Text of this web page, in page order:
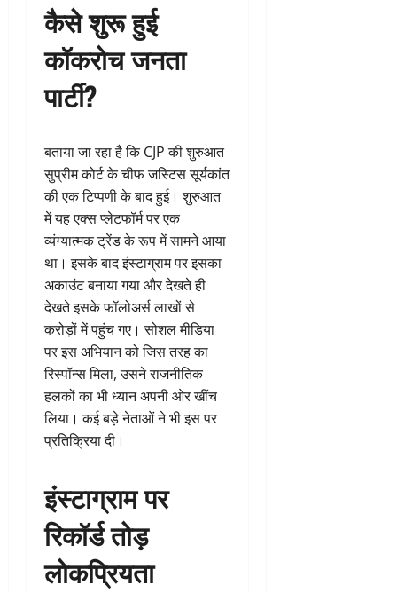
कैसे शुरू हुई
कॉकरोच जनता
पार्टी?
बताया जा रहा है कि CJP की शुरुआत
सुप्रीम कोर्ट के चीफ जस्टिस सूर्यकांत
की एक टिप्पणी के बाद हुई। शुरुआत
में यह एक्स प्लेटफॉर्म पर एक
व्यंग्यात्मक ट्रेंड के रूप में सामने आया
था। इसके बाद इंस्टाग्राम पर इसका
अकाउंट बनाया गया और देखते ही
देखते इसके फॉलोअर्स लाखों से
करोड़ों में पहुंच गए। सोशल मीडिया
पर इस अभियान को जिस तरह का
रिस्पॉन्स मिला, उसने राजनीतिक
हलकों का भी ध्यान अपनी ओर खींच
लिया। कई बड़े नेताओं ने भी इस पर
प्रतिक्रिया दी।
इंस्टाग्राम पर
रिकॉर्ड तोड़
लोकप्रियता